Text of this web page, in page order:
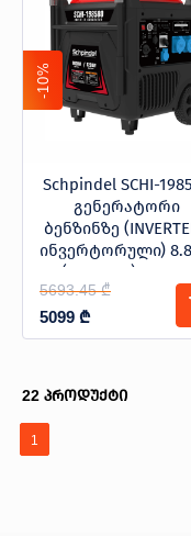
-10%
Schpindel SCHI-
გენერატორი
ბენზინზე
ინვერტორული)
(220-380V) X459CC
5693.45 ₾
5099 ₾
22 პროდუქტი
1